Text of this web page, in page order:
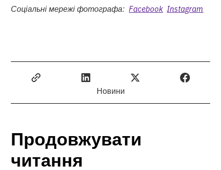
Соціальні мережі фотографа:Facebook Instagram
Новини
Продовжувати
читання